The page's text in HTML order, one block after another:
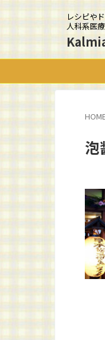
レシピや
人科系医
泡